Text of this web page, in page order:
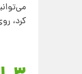
کرد،